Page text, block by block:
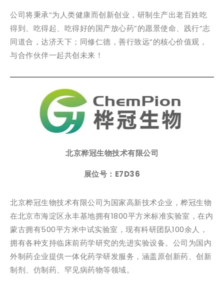
公司将秉承“为人类健康而创新创业，研制生产出老百姓吃
得到、吃得起、吃得好的国产放心药”的愿景使命、践行“志
同道合，达济天下；同修仁德，善行致远”的核心价值观，
与合作伙伴一起共创未来！
北京桦冠生物技术有限公司
展位号：E7D36
北京桦冠生物技术有限公司为国家高新技术企业，桦冠生物
在北京市海淀区永丰基地拥有1800平方米标准实验室，在内
蒙古拥有500平方米中试实验室，现有科研团队100余人，
拥有各种支持临床前药学研究的先进实验设备。公司为国内
外制药企业提供一体化药学研发服务，涵盖原创新药、创新
制剂、仿制药、罕见病药物等领域。